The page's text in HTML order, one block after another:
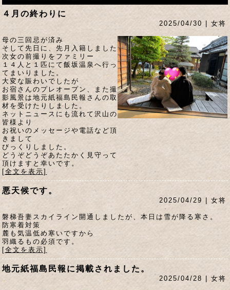
４月の終わりに
2025/04/30 | 女将
母の三回忌が済み
そして先日に、先月入籍しました
次女の前撮りをファミリー
１４人と１匹にて飯坂温泉へ行っ
てまいりました。
大変な賑わいでしたが
お宿さんのプレオープン、また撮
影風景は地元紙福島民報さんの取
材を受けたりしました。
ネットニュースにも流れて沢山の
皆様より
お祝いのメッセージや電話など頂
きまして
びっくりしました。
どうぞどうぞあたたかく見守って
頂けますと幸いです。
[全文を表示]
悪天候です。
2025/04/29 | 女将
磐梯吾妻スカイライン開通しましたが、本日は雪が降る寒さ。
防寒着対策
麓も気温低め寒いですから
羽織るもの必須です。
[全文を表示]
地元紙福島民報に掲載されました。
2025/04/28 | 女将